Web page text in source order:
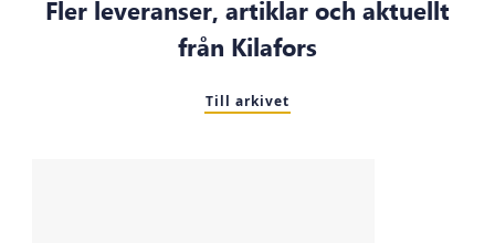
Fler leveranser, artiklar och aktuellt
från Kilafors
Till arkivet